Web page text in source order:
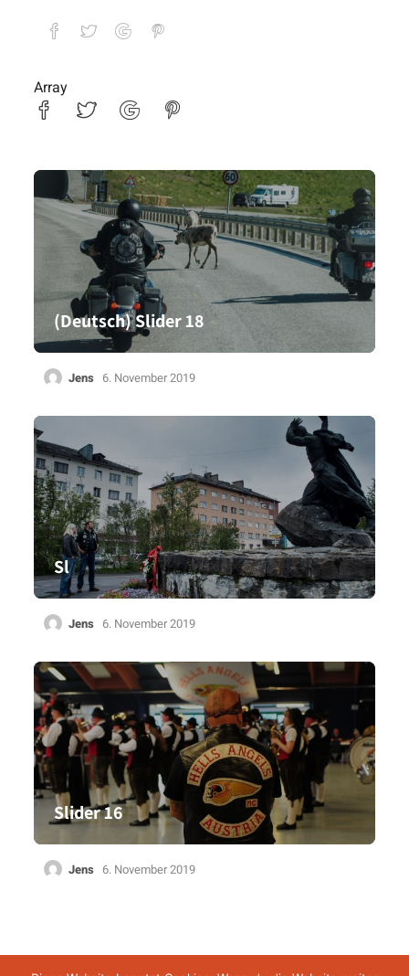
(Deutsch) Slider 7
Array
(Deutsch) Slider 18
Jens 6. November 2019
Sl
Jens 6. November 2019
Slider 16
Jens 6. November 2019
Impressum Datenschutz AGB